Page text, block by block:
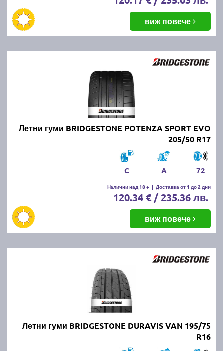
виж повече
Летни гуми BRIDGESTONE POTENZA SPORT EVO
205/50 R17
C A 72
Налични над 18 + | Доставка от 1 до 2 дни
120.34 € / 235.36 лв.
виж повече
Летни гуми BRIDGESTONE DURAVIS VAN 195/75
R16